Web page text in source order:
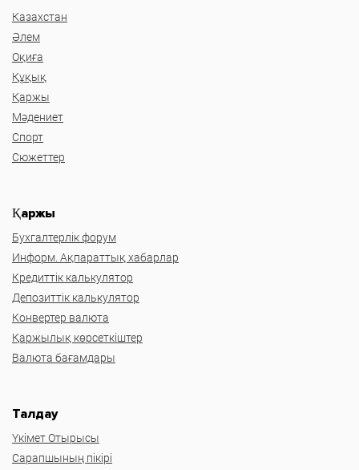
Казахстан
Әлем
Оқиға
Құқық
Қаржы
Мәдениет
Спорт
Сюжеттер
Қаржы
Бухгалтерлік форум
Информ. Ақпараттық хабарлар
Кредиттік калькулятор
Депозиттік калькулятор
Конвертер валюта
Қаржылық көрсеткіштер
Валюта бағамдары
Талдау
Үкімет Отырысы
Сарапшының пікірі